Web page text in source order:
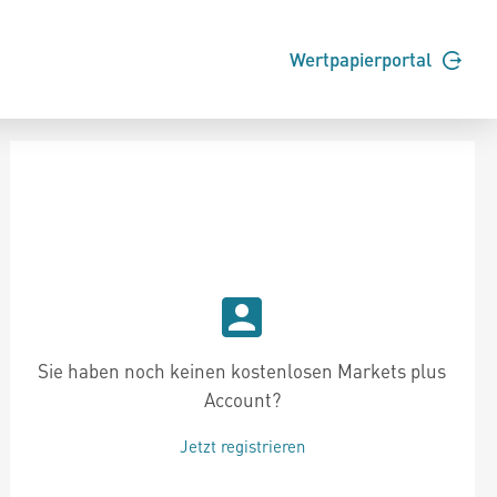
Wertpapierportal
Sie haben noch keinen kostenlosen Markets plus
Account?
Jetzt registrieren